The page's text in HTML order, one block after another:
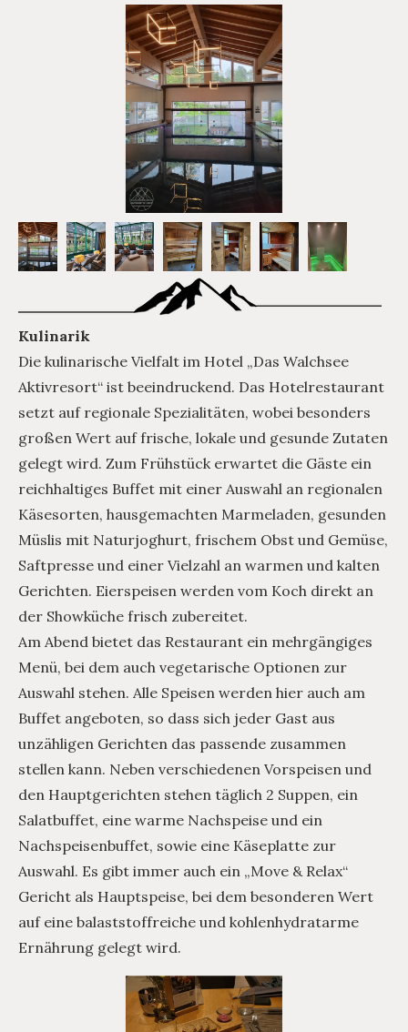
Kulinarik
Die kulinarische Vielfalt im Hotel „Das Walchsee
Aktivresort“ ist beeindruckend. Das Hotelrestaurant
setzt auf regionale Spezialitäten, wobei besonders
großen Wert auf frische, lokale und gesunde Zutaten
gelegt wird. Zum Frühstück erwartet die Gäste ein
reichhaltiges Buffet mit einer Auswahl an regionalen
Käsesorten, hausgemachten Marmeladen, gesunden
Müslis mit Naturjoghurt, frischem Obst und Gemüse,
Saftpresse und einer Vielzahl an warmen und kalten
Gerichten. Eierspeisen werden vom Koch direkt an
der Showküche frisch zubereitet.
Am Abend bietet das Restaurant ein mehrgängiges
Menü, bei dem auch vegetarische Optionen zur
Auswahl stehen. Alle Speisen werden hier auch am
Buffet angeboten, so dass sich jeder Gast aus
unzähligen Gerichten das passende zusammen
stellen kann. Neben verschiedenen Vorspeisen und
den Hauptgerichten stehen täglich 2 Suppen, ein
Salatbuffet, eine warme Nachspeise und ein
Nachspeisenbuffet, sowie eine Käseplatte zur
Auswahl. Es gibt immer auch ein „Move & Relax“
Gericht als Hauptspeise, bei dem besonderen Wert
auf eine balaststoffreiche und kohlenhydratarme
Ernährung gelegt wird.